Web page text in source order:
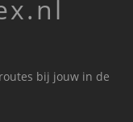
bij jouw in de